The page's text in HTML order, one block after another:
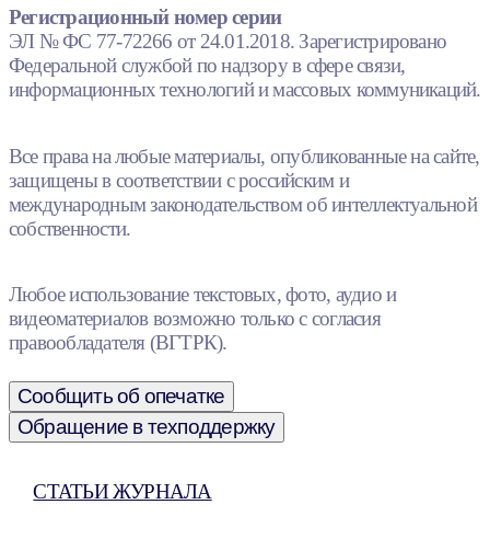
Регистрационный номер серии
ЭЛ № ФС 77-72266 от 24.01.2018. Зарегистрировано
Федеральной службой по надзору в сфере связи,
информационных технологий и массовых коммуникаций.
Все права на любые материалы, опубликованные на сайте,
защищены в соответствии с российским и
международным законодательством об интеллектуальной
собственности.
Любое использование текстовых, фото, аудио и
видеоматериалов возможно только с согласия
правообладателя (ВГТРК).
Сообщить об опечатке
Обращение в техподдержку
СТАТЬИ ЖУРНАЛА